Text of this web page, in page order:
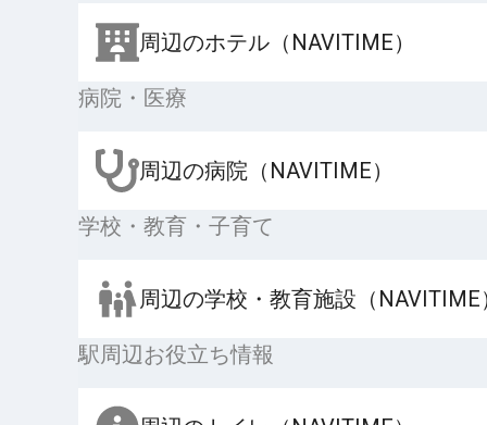
周辺のホテル（NAVITIME）
病院・医療
周辺の病院（NAVITIME）
学校・教育・子育て
周辺の学校・教育施設（NAVITIME
駅周辺お役立ち情報